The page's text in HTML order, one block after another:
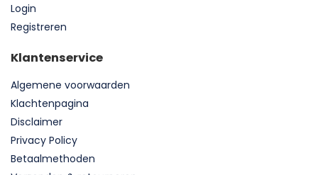
Login
Registreren
Klantenservice
Algemene voorwaarden
Klachtenpagina
Disclaimer
Privacy Policy
Betaalmethoden